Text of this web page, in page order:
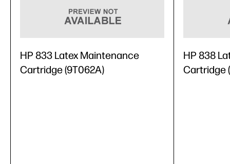
HP 833 Latex Maintenance
Cartridge (9T062A)
HP 838
Cartridge